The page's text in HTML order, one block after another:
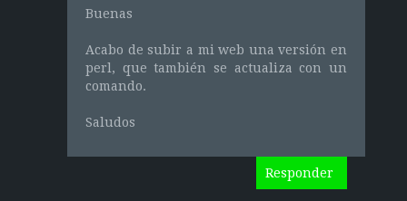
Buenas
Acabo de subir a mi web una versión en
perl, que también se actualiza con un
comando.
Saludos
Responder